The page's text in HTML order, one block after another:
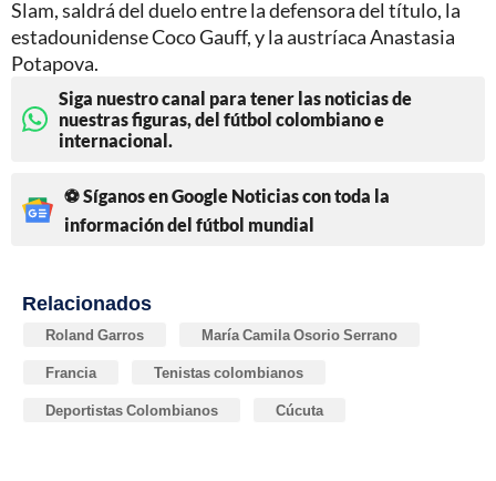
Slam, saldrá del duelo entre la defensora del título, la
estadounidense Coco Gauff, y la austríaca Anastasia
Potapova.
Siga nuestro canal para tener las noticias de
nuestras figuras, del fútbol colombiano e
internacional.
⚽ Síganos en Google Noticias con toda la
información del fútbol mundial
Relacionados
Roland Garros María Camila Osorio Serrano
Francia Tenistas colombianos
Deportistas Colombianos Cúcuta